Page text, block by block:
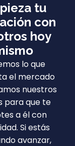
tu
con
hoy
lo que
el mercado
nuestros
para que te
a él con
Si estás
avanzar,